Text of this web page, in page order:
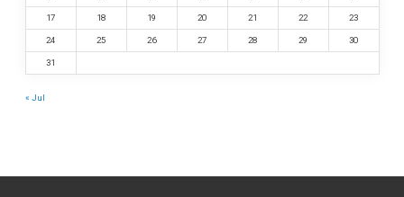
17 18 19 20 21 22 23
24 25 26 27 28 29 30
31
« Jul